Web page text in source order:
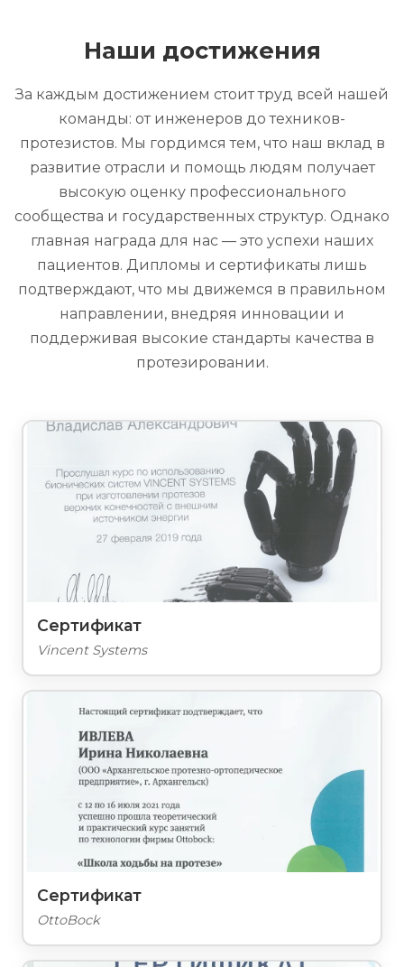
Наши достижения
За каждым достижением стоит труд всей нашей
команды: от инженеров до техников-
протезистов. Мы гордимся тем, что наш вклад в
развитие отрасли и помощь людям получает
высокую оценку профессионального
сообщества и государственных структур. Однако
главная награда для нас — это успехи наших
пациентов. Дипломы и сертификаты лишь
подтверждают, что мы движемся в правильном
направлении, внедряя инновации и
поддерживая высокие стандарты качества в
протезировании.
Сертификат
Vincent Systems
Сертификат
OttoBock